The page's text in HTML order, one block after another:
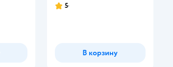
Рейтинг:
5
В корзину